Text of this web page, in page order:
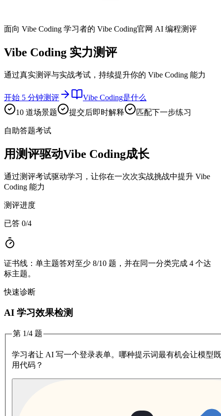
面向 Vibe Coding 学习者的 Vibe Coding官网 AI 编程测评
Vibe Coding 实力测评
通过真实测评与实战考试，持续提升你的 Vibe Coding 能力
开始 5 分钟测评
Vibe Coding是什么
10 道场景题
提交后即时解释 匹配下一步练习
自助答题考试
用测评驱动Vibe Coding成长
通过测评考试驱动学习，让你在一次次实战挑战中提升 Vibe
Coding 能力
测评进度
已答 0/4
证书线：单主题答对至少 8/10 题，并在同一分类完成 4 个达
标主题。
快速诊断
AI 学习效果检测
第 1/4 题
学习者让 AI 写一个登录表单。哪种提示词最有机会让模型
用代码？